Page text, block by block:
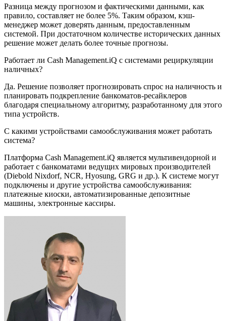
Разница между прогнозом и фактическими данными, как
правило, составляет не более 5%. Таким образом, кэш-
менеджер может доверять данным, предоставленным
системой. При достаточном количестве исторических данных
решение может делать более точные прогнозы.
Работает ли Cash Management.iQ с системами рециркуляции
наличных?
Да. Решение позволяет прогнозировать спрос на наличность и
планировать подкрепление банкоматов-ресайклеров
благодаря специальному алгоритму, разработанному для этого
типа устройств.
С какими устройствами самообслуживания может работать
система?
Платформа Cash Management.iQ является мультивендорной и
работает с банкоматами ведущих мировых производителей
(Diebold Nixdorf, NCR, Hyosung, GRG и др.). К системе могут
подключены и другие устройства самообслуживания:
платежные киоски, автоматизированные депозитные
машины, электронные кассиры.